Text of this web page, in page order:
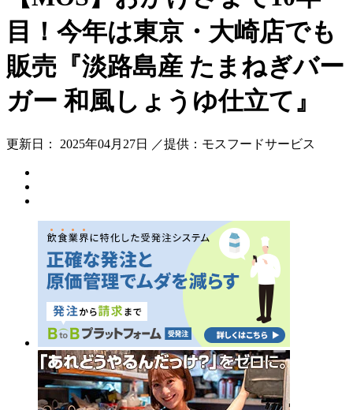
目！今年は東京・大崎店でも
販売『淡路島産 たまねぎバー
ガー 和風しょうゆ仕立て』
更新日： 2025年04月27日 ／提供：モスフードサービス